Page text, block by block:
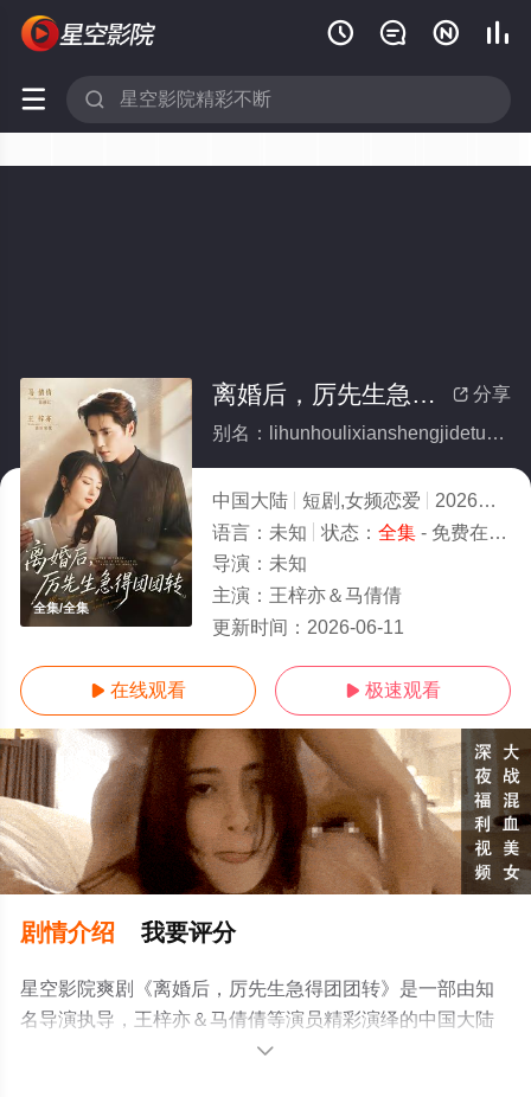
   
 
全集/全集
 分享
离婚后，厉先生急得团团转(全集)
别名：lihunhoulixianshengjidetuantuanzhuan
中国大陆 短剧,女频恋爱 2026
2.0
语言： 未知 状态： 全集- 免费在线观看
导演： 未知
主演： 王梓亦＆马倩倩
更新时间： 2026-06-11
 在线观看  极速观看
剧情介绍 我要评分
星空影院爽剧《离婚后，厉先生急得团团转》是一部由知
名导演执导，王梓亦＆马倩倩等演员精彩演绎的中国大陆
电视剧，大结局剧情已揭晓（全集），手机免费观看高清
